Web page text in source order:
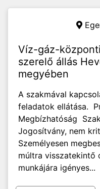
Víz-gáz-
szerelő állás
megyében
A szakmával
feladatok ellátása.
Megbízhatóság
Jogosítvány, nem
Személyesen
múltra visszatekintő
munkájára igényes...